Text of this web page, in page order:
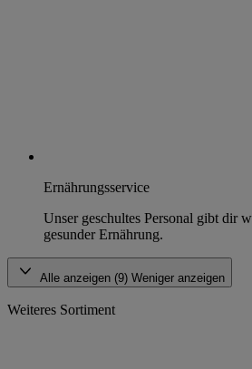
Ernährungsservice
Unser geschultes Personal gibt dir
gesunder Ernährung.
Alle anzeigen (9) Weniger anzeigen
Weiteres Sortiment